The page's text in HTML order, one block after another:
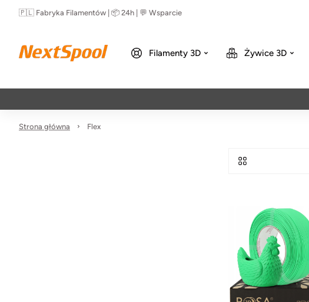
🇵🇱 Fabryka Filamentów | 📦 24h | 💬 Wsparcie
Filamenty 3D Żywice 3D
Strona główna Flex